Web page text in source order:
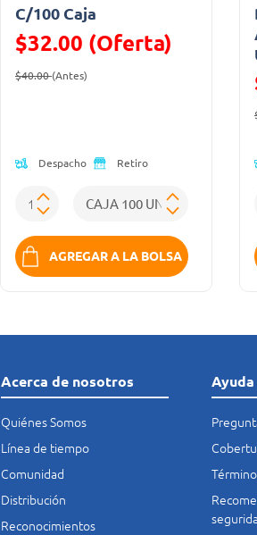
C/100 Caja
$32.00 (Oferta)
Precio reducido de
$40.00(Antes)
Despacho Retiro
AGREGAR A LA BOLSA
Acerca de nosotros
Quiénes Somos
Línea de tiempo
Comunidad
Distribución
Reconocimientos
Ayuda